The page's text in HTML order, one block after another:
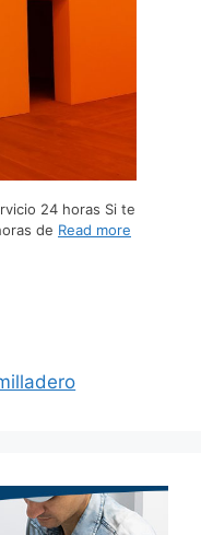
24 horas Si te
de Read more